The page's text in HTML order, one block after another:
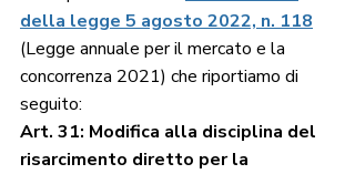
della legge 5 agosto 2022, n. 118
(Legge annuale per il mercato e la
concorrenza 2021) che riportiamo di
seguito:
Art. 31: Modifica alla disciplina del
risarcimento diretto per la